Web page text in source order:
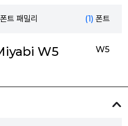
패밀리 (1) 폰트
W5 W5